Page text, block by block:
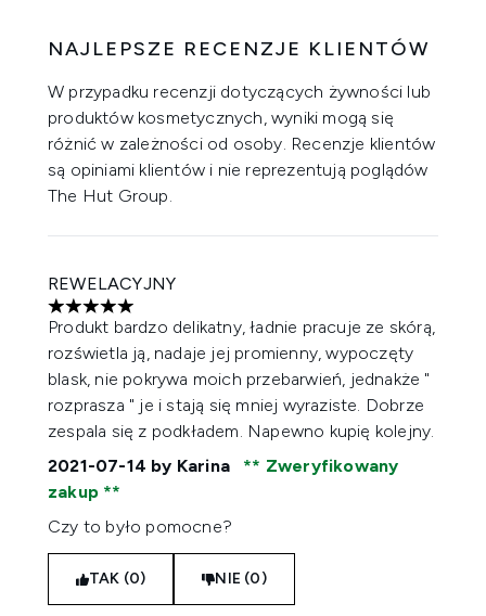
NAJLEPSZE RECENZJE KLIENTÓW
W przypadku recenzji dotyczących żywności lub
produktów kosmetycznych, wyniki mogą się
różnić w zależności od osoby. Recenzje klientów
są opiniami klientów i nie reprezentują poglądów
The Hut Group.
REWELACYJNY
5 gwiazdek na maksymalnie 5
Produkt bardzo delikatny, ładnie pracuje ze skórą,
rozświetla ją, nadaje jej promienny, wypoczęty
blask, nie pokrywa moich przebarwień, jednakże "
rozprasza " je i stają się mniej wyraziste. Dobrze
zespala się z podkładem. Napewno kupię kolejny.
2021-07-14 by Karina
Zweryfikowany
zakup
Czy to było pomocne?
TAK (0) NIE (0)